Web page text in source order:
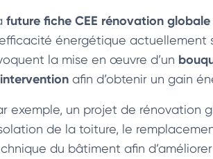
future fiche CEE rénovation
énergétique actuellement
la mise en œuvre d’un
afin d’obtenir un gain
exemple, un projet de rénovation
de la toiture, le
du bâtiment afin